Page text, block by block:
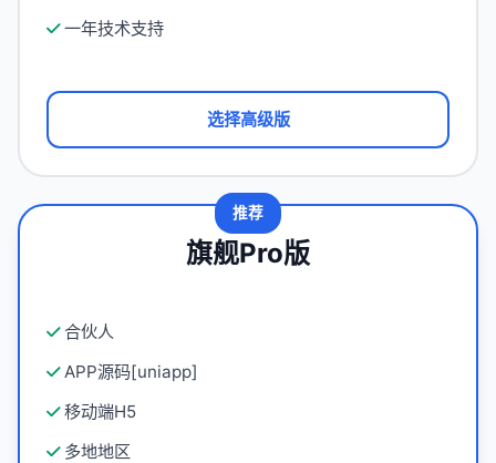
一年技术支持
选择高级版
推荐
旗舰Pro版
合伙人
APP源码[uniapp]
移动端H5
多地地区